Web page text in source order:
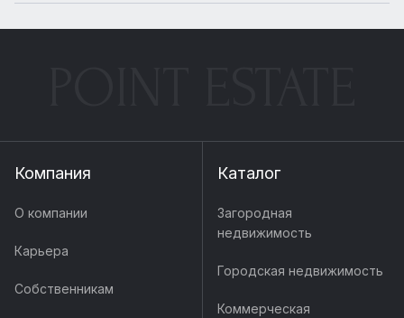
Компания
О компании
Карьера
Собственникам
Каталог
Загородная
недвижимость
Городская недвижимость
Коммерческая